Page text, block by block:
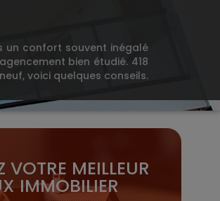
un confort souvent inégalé
bien étudié. 418
voici quelques conseils.
VOTRE MEILLEUR
IMMOBILIER